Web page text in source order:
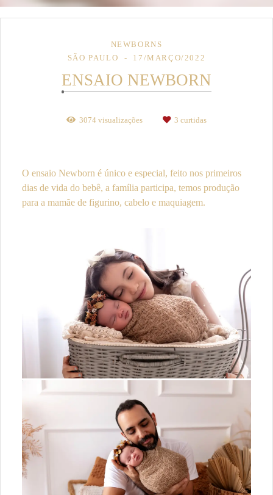
NEWBORNS
SÃO PAULO
17/MARÇO/2022
ENSAIO NEWBORN
3074 visualizações 3 curtidas
O ensaio Newborn é único e especial, feito nos primeiros
dias de vida do bebê, a família participa, temos produção
para a mamãe de figurino, cabelo e maquiagem.